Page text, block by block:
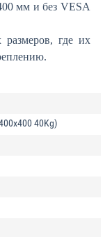
мм и без VESA
где их
40Kg)